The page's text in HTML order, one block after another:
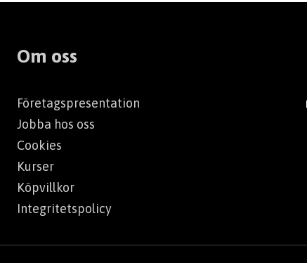
Om oss
Företagspresentation
Jobba hos oss
Cookies
Kurser
Köpvillkor
Integritetspolicy